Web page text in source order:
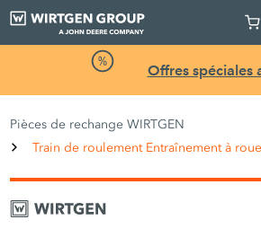
Offres spéciales
Pièces de rechange WIRTGEN
Train de roulement Entraînement à